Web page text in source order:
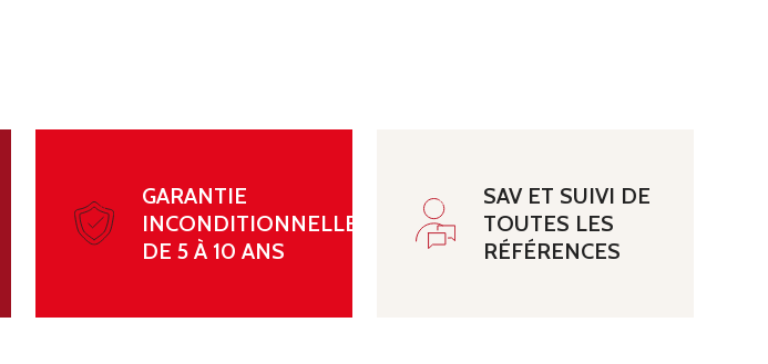
GARANTIE
INCONDITIONNELLE
DE 5 À 10 ANS
SAV ET SUIVI DE
TOUTES LES
RÉFÉRENCES